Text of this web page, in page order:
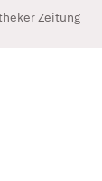
Zeitung